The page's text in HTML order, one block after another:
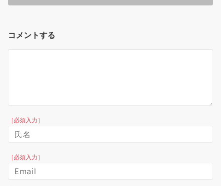
コメントする
［必須入力］
［必須入力］